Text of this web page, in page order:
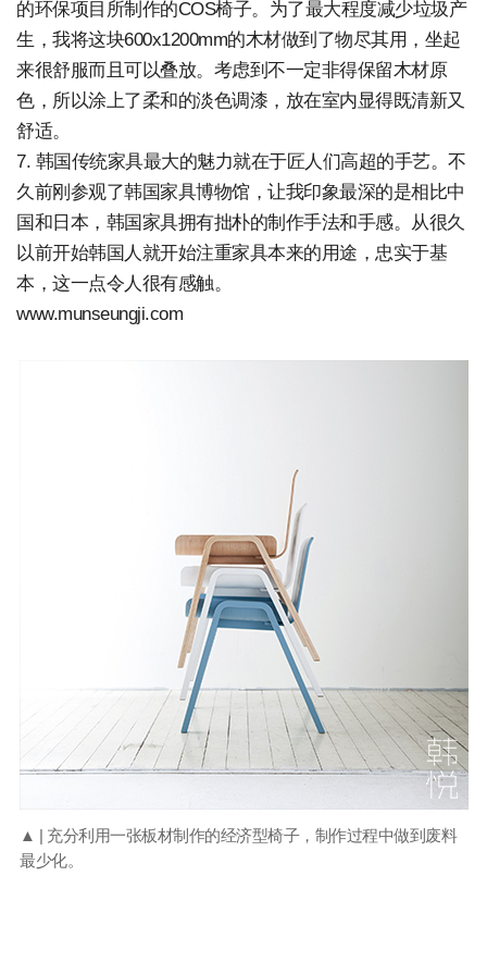
的环保项目所制作的COS椅子。为了最大程度减少垃圾产
生，我将这块600x1200mm的木材做到了物尽其用，坐起
来很舒服而且可以叠放。考虑到不一定非得保留木材原
色，所以涂上了柔和的淡色调漆，放在室内显得既清新又
舒适。
7. 韩国传统家具最大的魅力就在于匠人们高超的手艺。不
久前刚参观了韩国家具博物馆，让我印象最深的是相比中
国和日本，韩国家具拥有拙朴的制作手法和手感。从很久
以前开始韩国人就开始注重家具本来的用途，忠实于基
本，这一点令人很有感触。
www.munseungji.com
▲ | 充分利用一张板材制作的经济型椅子，制作过程中做到废料
最少化。